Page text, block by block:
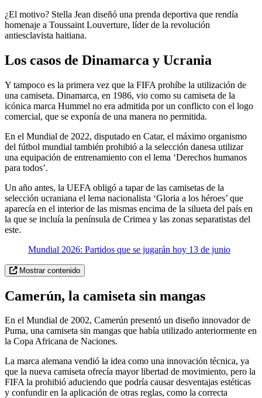
¿El motivo? Stella Jean diseñó una prenda deportiva que rendía
homenaje a Toussaint Louverture, líder de la revolución
antiesclavista haitiana.
Los casos de Dinamarca y Ucrania
Y tampoco es la primera vez que la FIFA prohíbe la utilización de
una camiseta. Dinamarca, en 1986, vio como su camiseta de la
icónica marca Hummel no era admitida por un conflicto con el logo
comercial, que se exponía de una manera no permitida.
En el Mundial de 2022, disputado en Catar, el máximo organismo
del fútbol mundial también prohibió a la selección danesa utilizar
una equipación de entrenamiento con el lema ‘Derechos humanos
para todos’.
Un año antes, la UEFA obligó a tapar de las camisetas de la
selección ucraniana el lema nacionalista ‘Gloria a los héroes’ que
aparecía en el interior de las mismas encima de la silueta del país en
la que se incluía la península de Crimea y las zonas separatistas del
este.
Mundial 2026: Partidos que se jugarán hoy 13 de junio
Mostrar contenido
Camerún, la camiseta sin mangas
En el Mundial de 2002, Camerún presentó un diseño innovador de
Puma, una camiseta sin mangas que había utilizado anteriormente en
la Copa Africana de Naciones.
La marca alemana vendió la idea como una innovación técnica, ya
que la nueva camiseta ofrecía mayor libertad de movimiento, pero la
FIFA la prohibió aduciendo que podría causar desventajas estéticas
y confundir en la aplicación de otras reglas, como la correcta